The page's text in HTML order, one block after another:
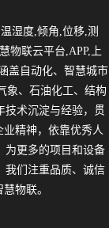
湿度,倾角,位移,测
物联云平台,APP,上
盖自动化、智慧城市
象、石油化工、结构
技术沉淀与经验，贯
精神，依靠优秀人
为更多的项目和设备
我们注重品质、诚信
物联。